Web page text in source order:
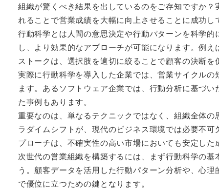
組織が驚くべき結果を出しているのをご存知ですか
れることで営業成績を大幅に向上させることに成功し
行動科学とは人間の意思決定や行動パターンを科学
し、より効果的なアプローチが可能になります。例
ストークは、選択肢を適切に絞ることで顧客の決断を
実際に行動科学を導入した企業では、営業サイクル
ます。あるソフトウェア企業では、行動分析に基づ
た事例もあります。
重要なのは、単なるテクニックではなく、組織全体
ラダイムシフトが、現代のビジネス環境では必要不
プローチは、不確実性の高い市場においても安定し
次世代の営業組織を構築するには、まず行動科学の
う。顧客データを活用した行動パターン分析や、心
で優位に立つための鍵となります。